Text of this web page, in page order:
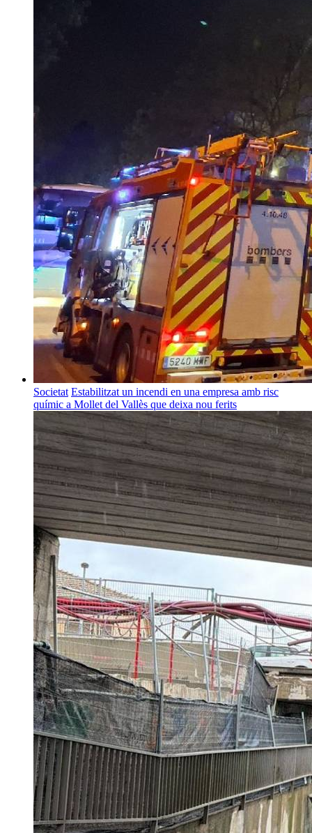
Societat Estabilitzat un incendi en una empresa amb risc
químic a Mollet del Vallès que deixa nou ferits